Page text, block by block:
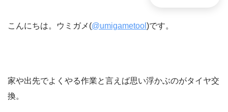
こんにちは。ウミガメ(@umigametool )です。
家や出先でよくやる作業と言えば思い浮かぶのがタイヤ交
換。